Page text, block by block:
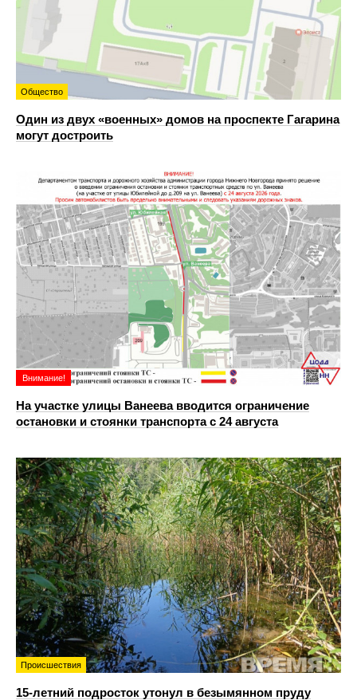
Общество
Один из двух «военных» домов на проспекте Гагарина
могут достроить
Внимание!
На участке улицы Ванеева вводится ограничение
остановки и стоянки транспорта с 24 августа
Происшествия
15-летний подросток утонул в безымянном пруду